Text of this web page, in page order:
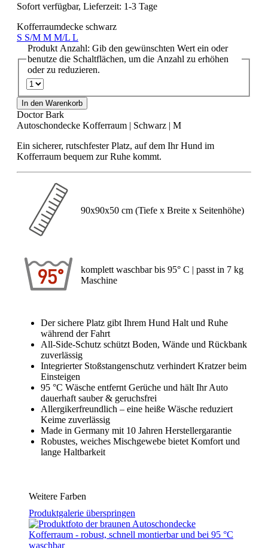
Sofort verfügbar, Lieferzeit: 1-3 Tage
Kofferraumdecke schwarz
S S/M M M/L L
Produkt Anzahl: Gib den gewünschten Wert ein oder
benutze die Schaltflächen, um die Anzahl zu erhöhen
oder zu reduzieren.
In den Warenkorb
Doctor Bark
Autoschondecke Kofferraum | Schwarz | M
Ein sicherer, rutschfester Platz, auf dem Ihr Hund im
Kofferraum bequem zur Ruhe kommt.
90x90x50 cm (Tiefe x Breite x Seitenhöhe)
komplett waschbar bis 95° C | passt in 7 kg
Maschine
Der sichere Platz gibt Ihrem Hund Halt und Ruhe
während der Fahrt
All-Side-Schutz schützt Boden, Wände und Rückbank
zuverlässig
Integrierter Stoßstangenschutz verhindert Kratzer beim
Einsteigen
95 °C Wäsche entfernt Gerüche und hält Ihr Auto
dauerhaft sauber & geruchsfrei
Allergikerfreundlich – eine heiße Wäsche reduziert
Keime zuverlässig
Made in Germany mit 10 Jahren Herstellergarantie
Robustes, weiches Mischgewebe bietet Komfort und
lange Haltbarkeit
Weitere Farben
Produktgalerie überspringen